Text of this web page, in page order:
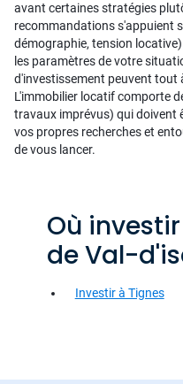
avant certaines stratégies
recommandations s'appuient
démographie, tension
les paramètres de votre
d'investissement peuvent tout
L'immobilier locatif comporte
travaux imprévus) qui doivent
vos propres recherches et
de vous lancer.
Où
de Val-
Investir à Tignes